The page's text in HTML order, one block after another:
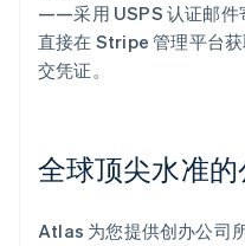
——采用 USPS 认证邮件
直接在 Stripe 管理平台
交凭证。
全球顶尖水准
Atlas 为您提供创办公司